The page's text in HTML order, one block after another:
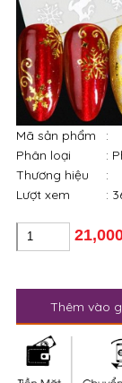
Mã sản phẩm
:
Phân loại
:
Thương hiệu
:
Lượt xem
:
Thêm vào